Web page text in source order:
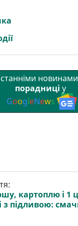
l
новинами
порадниці у
GoogleNews
картоплю і 1
з підливою: